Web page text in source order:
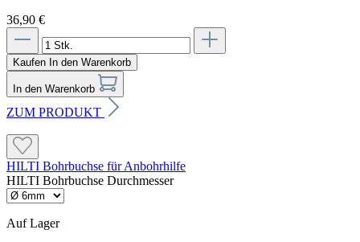
36,90 €
Kaufen In den Warenkorb
In den Warenkorb
ZUM PRODUKT
HILTI Bohrbuchse für Anbohrhilfe
HILTI Bohrbuchse Durchmesser
Auf Lager